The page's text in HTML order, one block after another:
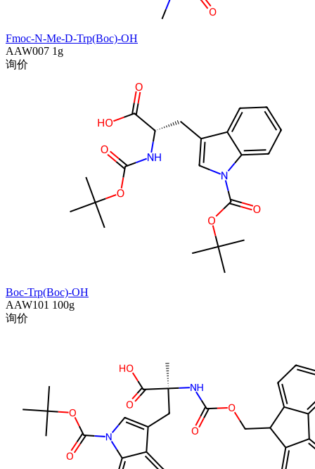
Fmoc-N-Me-D-Trp(Boc)-OH
AAW007 1g
询价
Boc-Trp(Boc)-OH
AAW101 100g
询价